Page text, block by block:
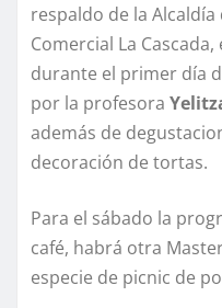
respaldo de la
Comercial La
durante el primer día
por la profesora
además de
decoración de tortas.
​Para el sábado la
café, habrá otra
especie de picnic de